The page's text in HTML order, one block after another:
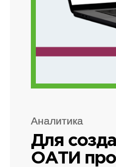
Аналитика
Для
ОАТИ